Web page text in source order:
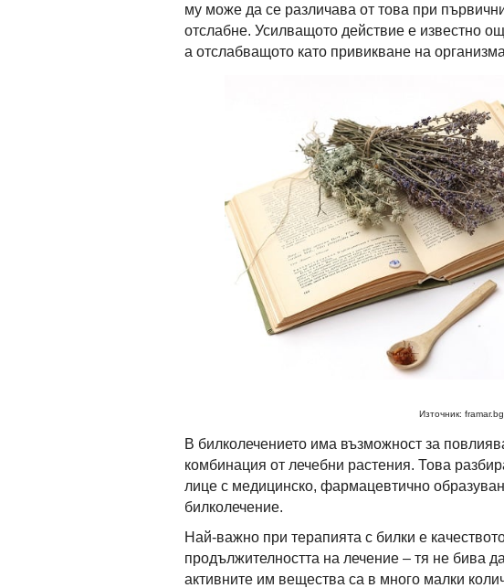
му може да се различава от това при
отслабне. Усилващото действие е известно
а отслабващото като привикване на
Източник:
В билколечението има възможност за
комбинация от лечебни растения. Това
лице с медицинско, фармацевтично
билколечение.
Най-важно при терапията с билки е
продължителността на лечение – тя не бива
активните им вещества са в много малки